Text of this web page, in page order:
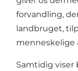
forvandling,
landbruget,
menneskelige
Samtidig viser